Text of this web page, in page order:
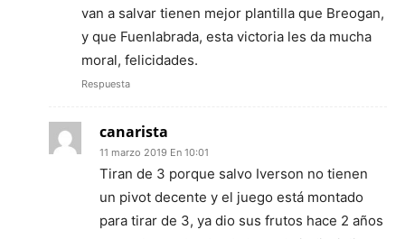
van a salvar tienen mejor plantilla que Breogan,
y que Fuenlabrada, esta victoria les da mucha
moral, felicidades.
Respuesta
canarista
11 marzo 2019 En 10:01
Tiran de 3 porque salvo Iverson no tienen
un pivot decente y el juego está montado
para tirar de 3, ya dio sus frutos hace 2 años